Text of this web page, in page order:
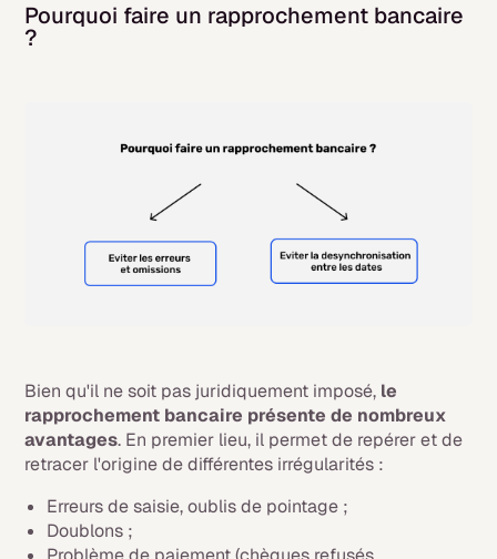
Pourquoi faire un rapprochement bancaire
?
Bien qu'il ne soit pas juridiquement imposé, le
rapprochement bancaire présente de nombreux
avantages. En premier lieu, il permet de repérer et de
retracer l'origine de différentes irrégularités :
Erreurs de saisie, oublis de pointage ;
Doublons ;